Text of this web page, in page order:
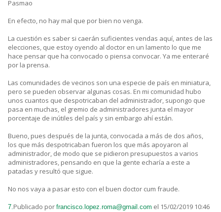
Pasmao
En efecto, no hay mal que por bien no venga.
La cuestión es saber si caerán suficientes vendas aquí, antes de las
elecciones, que estoy oyendo al doctor en un lamento lo que me
hace pensar que ha convocado o piensa convocar. Ya me enteraré
por la prensa.
Las comunidades de vecinos son una especie de país en miniatura,
pero se pueden observar algunas cosas. En mi comunidad hubo
unos cuantos que despotricaban del administrador, supongo que
pasa en muchas, el gremio de administradores junta el mayor
porcentaje de inútiles del país y sin embargo ahí están.
Bueno, pues después de la junta, convocada a más de dos años,
los que más despotricaban fueron los que más apoyaron al
administrador, de modo que se pidieron presupuestos a varios
administradores, pensando en que la gente echaría a este a
patadas y resultó que sigue.
No nos vaya a pasar esto con el buen doctor cum fraude.
7.Publicado por francisco.lopez.roma@gmail.com el 15/02/2019 10:46